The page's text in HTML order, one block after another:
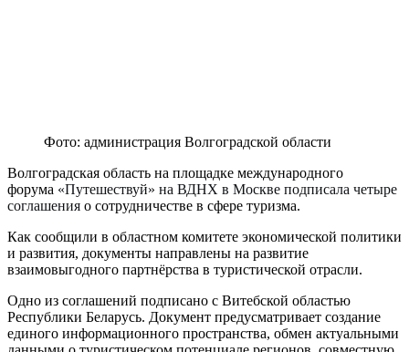
Фото: администрация Волгоградской области
Волгоградская область на площадке международного
форума «Путешествуй» на ВДНХ в Москве подписала четыре
соглашения о сотрудничестве в сфере туризма.
Как сообщили в областном комитете экономической политики
и развития, документы направлены на развитие
взаимовыгодного партнёрства в туристической отрасли.
Одно из соглашений подписано с Витебской областью
Республики Беларусь. Документ предусматривает создание
единого информационного пространства, обмен актуальными